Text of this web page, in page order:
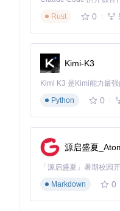
构建依赖树状图
中模块的详细信息，包
Dependencies工具主
搜索路径分析：通
错误详情面板
：底
自定义分析规则
在"Options-
Rust
0
Kimi-K3
Python
0
源启盛夏
Markdown
0